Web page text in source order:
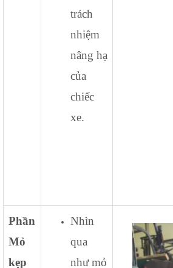
trách
nhiệm
nâng hạ
của
chiếc
xe.
Phần
Mỏ
kẹp
Nhìn
qua
như mỏ